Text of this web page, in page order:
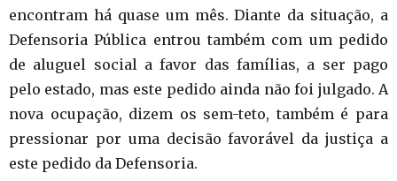
encontram há quase um mês. Diante da situação, a
Defensoria Pública entrou também com um pedido
de aluguel social a favor das famílias, a ser pago
pelo estado, mas este pedido ainda não foi julgado. A
nova ocupação, dizem os sem-teto, também é para
pressionar por uma decisão favorável da justiça a
este pedido da Defensoria.